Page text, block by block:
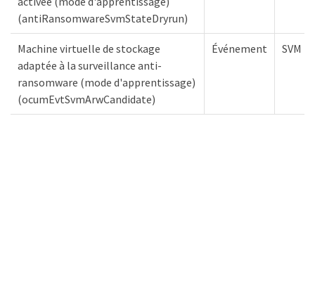
(antiRansomwareSvmStateDryrun)
Machine virtuelle de stockage
adaptée à la surveillance anti-
ransomware (mode d'apprentissage)
(ocumEvtSvmArwCandidate)
Événement SVM